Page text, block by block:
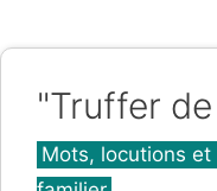
"Truffer
Catégories
Mots, locutions